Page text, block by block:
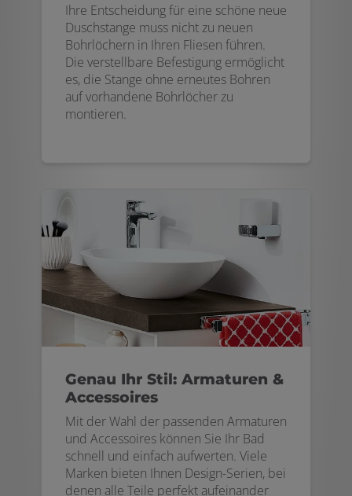
Ihre Entscheidung für eine schöne neue
Duschstange muss nicht zu neuen
Bohrlöchern in Ihren Fliesen führen.
Die verstellbare Befestigung ermöglicht
es, die Stange ohne erneutes Bohren
auf vorhandene Bohrlöcher zu
montieren.
Genau Ihr Stil: Armaturen &
Accessoires
Mit der Wahl der passenden Armaturen
und Accessoires können Sie Ihr Bad
schnell und einfach aufwerten. Viele
Marken bieten Ihnen Design-Serien, bei
denen alle Teile perfekt aufeinander